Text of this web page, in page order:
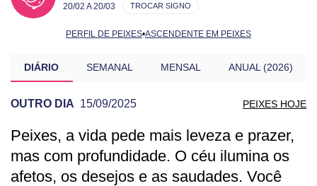
20/02 A 20/03
PERFIL DE PEIXES•ASCENDENTE EM PEIXES
TROCAR SIGNO
DIÁRIO SEMANAL MENSAL ANUAL (2026)
OUTRO DIA 15/09/2025 PEIXES HOJE
PREVISÃO DE PEIXES PARA OUTRO DIA
Peixes, a vida pede mais leveza e prazer,
mas com profundidade. O céu ilumina os
afetos, os desejos e as saudades. Você